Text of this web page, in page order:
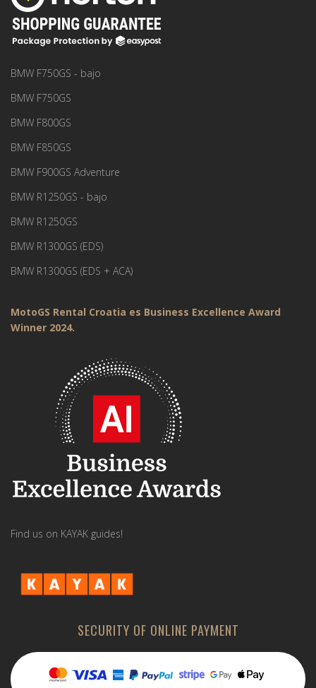
BMW F750GS - bajo
BMW F750GS
BMW F800GS
BMW F850GS
BMW F900GS Adventure
BMW R1250GS - bajo
BMW R1250GS
BMW R1300GS (EDS)
BMW R1300GS (EDS + ACA)
MotoGS Rental Croatia es Business Excellence Award
Winner 2024.
Find us on KAYAK guides!
SECURITY OF ONLINE PAYMENT